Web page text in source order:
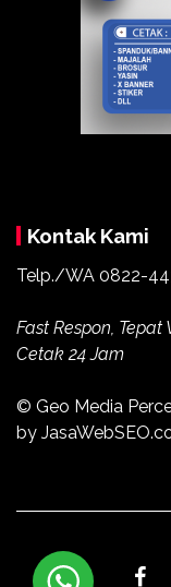
Kontak Kami
Telp./WA 0822-
Fast Respon,
Cetak 24 Jam
© Geo Media
by